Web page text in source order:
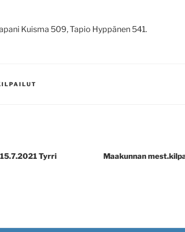
Kuisma 509, Tapio Hyppänen 541.
Tyrri Maakunnan